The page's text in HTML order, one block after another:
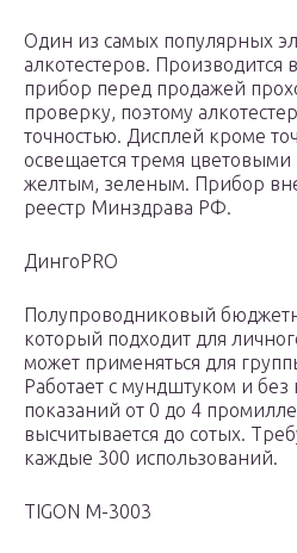
Один из самых популярных
алкотестеров. Производится
прибор перед продажей
проверку, поэтому
точностью. Дисплей кроме
освещается тремя
желтым, зеленым. Прибор
реестр Минздрава РФ.
ДингоPRО
Полупроводниковый
который подходит для
может применяться для
Работает с мундштуком и без
показаний от 0 до 4
высчитывается до сотых.
каждые 300 использований.
TIGON М-3003